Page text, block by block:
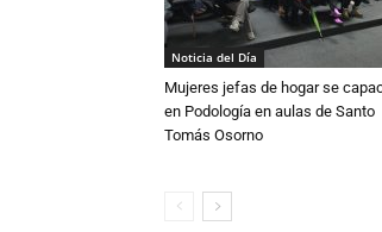
Noticia del Día
Mujeres jefas de hogar se
en Podología en aulas de Santo
Tomás Osorno